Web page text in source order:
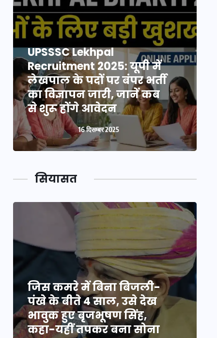
UPSSSC Lekhpal
Recruitment 2025: यूपी में
लेखपाल के पदों पर बंपर भर्ती
का विज्ञापन जारी, जानें कब
से शुरू होंगे आवेदन
16 दिसम्बर 2025
सियासत
जिस कमरे में बिना बिजली-
पंखे के बीते 4 साल, उसे देख
भावुक हुए बृजभूषण सिंह,
कहा-यहीं तपकर बना सोना